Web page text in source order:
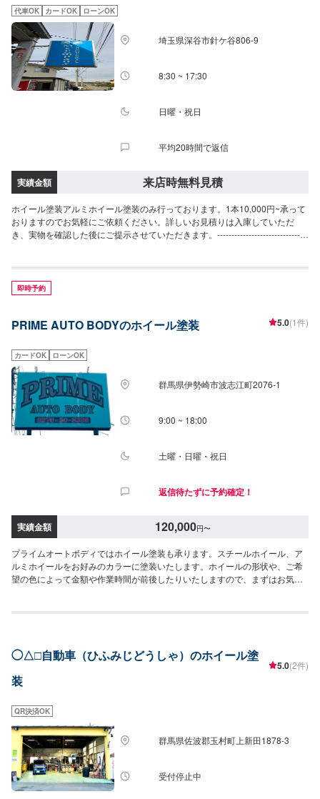
ただければ作業開始【4】仕上がり次第納車□納期について□通常3〜5日程度
で納車いたします。車種や状態により納期が前後する場合がございます。予
め、ご了承ください。□代車について□作業中は無料の代車をご利用くださ
い。※燃料代は、お客様負担となっております。予め、ご了承ください。□パ
ーツ持ち込みについて□パーツの持ち込み可能です。オファーの際に持ち込み
パーツの詳細をご入力ください。【定休日・営業時間】定休日：祝日営業時
間：9:00~19:00
代車OK カードOK ローンOK
埼玉県深谷市針ケ谷806‐9
8:30 ~ 17:30
日曜・祝日
平均20時間で返信
実績金額 来店時無料見積
ホイール塗装アルミホイール塗装のみ行っております。1本10,000円~承って
おりますのでお気軽にご依頼ください。詳しいお見積りは入庫していただ
き、実物を確認した後にご提示させていただきます。--------------------------------
作業を承っております。キズヘコミ修理の鈑金塗装を1番得意としております
が、車検やパーツ取り付け等まで幅広くご対応させていただきます。スタッ
フ全員が自動車整備士の国家資格を持っておりますのでお客様の大切なお車
う、丁寧に作業に取り組ませていただきます。
即時予約
PRIME AUTO BODYのホイール塗装 5.0(1件)
カードOK ローンOK
群馬県伊勢崎市波志江町2076-1
9:00 ~ 18:00
土曜・日曜・祝日
返信待たずに予約確定！
実績金額 120,000円〜
プライムオートボディではホイール塗装も承ります。スチールホイール、ア
ルミホイールをお好みのカラーに塗装いたします。ホイールの形状や、ご希
望の色によって金額や作業時間が前後したりいたしますので、まずはお気軽
◯△□自動車（ひふみじどうしゃ）のホイール塗
装
5.0(2件)
QR決済OK
群馬県佐波郡玉村町上新田1878-3
受付停止中